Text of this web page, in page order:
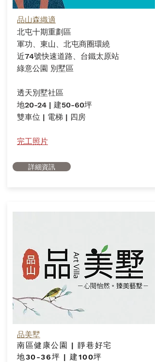
品山森織適
北屯十期重劃區
軍功、東山、北屯商圈環繞
近74號快速道路、台鐵太原站
綠意公園 別墅區
透天別墅社區
地20-24 | 建50-60坪
​雙車位 | 電梯 | 四房
完工照片
詳細資訊
品美墅
南區健康公園 | 靜巷好宅
地30-36坪 | 建100坪